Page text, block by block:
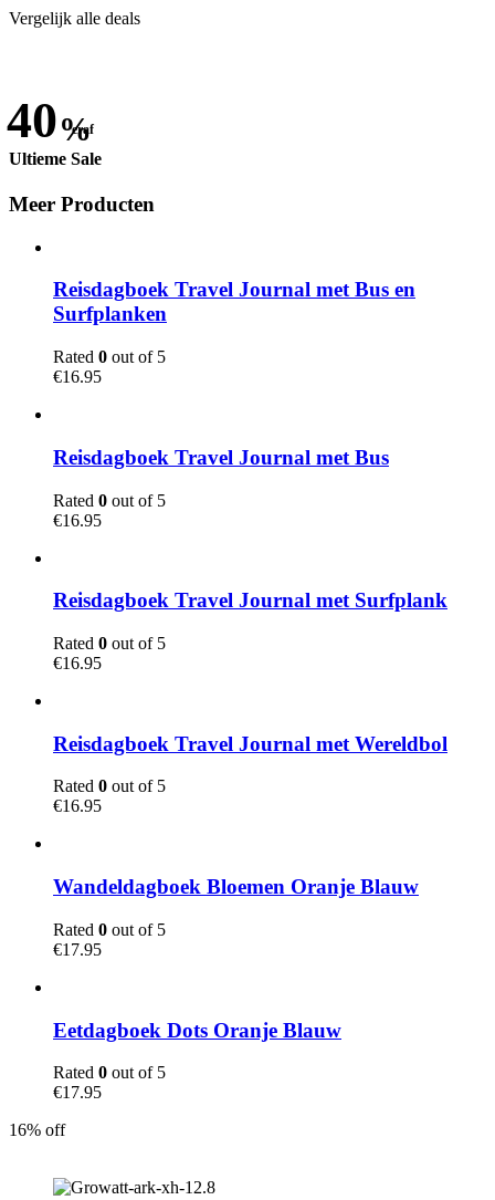
Vergelijk alle deals
40%
eraf
Ultieme Sale
Meer Producten
Reisdagboek Travel Journal met Bus en
Surfplanken
Rated 0 out of 5
€16.95
Reisdagboek Travel Journal met Bus
Rated 0 out of 5
€16.95
Reisdagboek Travel Journal met Surfplank
Rated 0 out of 5
€16.95
Reisdagboek Travel Journal met Wereldbol
Rated 0 out of 5
€16.95
Wandeldagboek Bloemen Oranje Blauw
Rated 0 out of 5
€17.95
Eetdagboek Dots Oranje Blauw
Rated 0 out of 5
€17.95
16% off